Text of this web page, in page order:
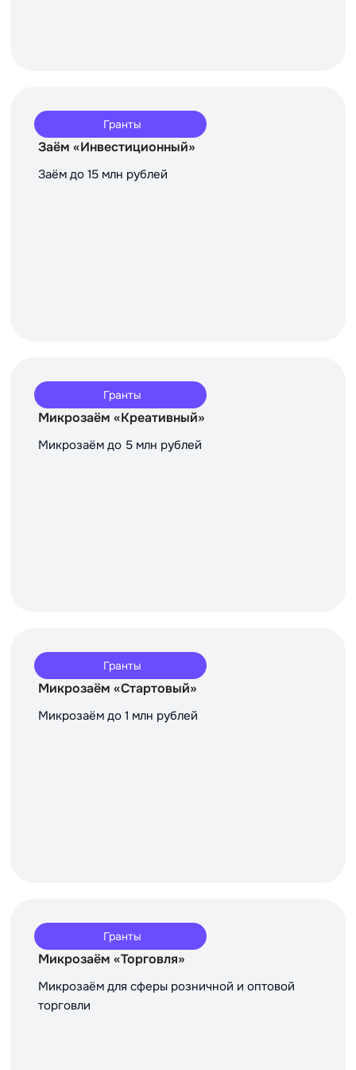
Гранты
Заём «Инвестиционный»
Заём до 15 млн рублей
Гранты
Микрозаём «Креативный»
Микрозаём до 5 млн рублей
Гранты
Микрозаём «Стартовый»
Микрозаём до 1 млн рублей
Гранты
Микрозаём «Торговля»
Микрозаём для сферы розничной и оптовой
торговли